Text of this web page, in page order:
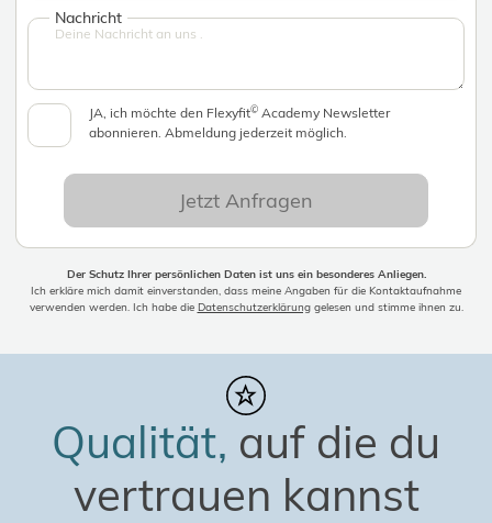
Nachricht
JA, ich möchte den Flexyfit© Academy Newsletter
abonnieren. Abmeldung jederzeit möglich.
Jetzt Anfragen
Der Schutz Ihrer persönlichen Daten ist uns ein besonderes Anliegen.
Ich erkläre mich damit einverstanden, dass meine Angaben für die Kontaktaufnahme
verwenden werden. Ich habe die Datenschutzerklärunggelesen und stimme ihnen zu.
Qualität, auf die du
vertrauen kannst